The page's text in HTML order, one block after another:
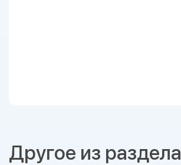
Другое из раздела